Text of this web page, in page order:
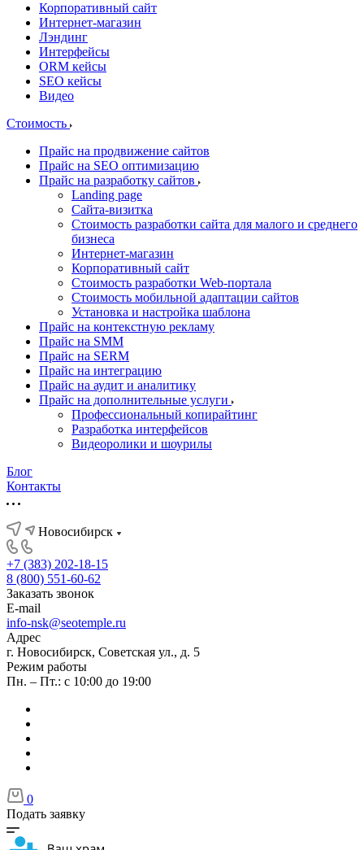
Корпоративный сайт
Интернет-магазин
Лэндинг
Интерфейсы
ORM кейсы
SEO кейсы
Видео
Стоимость
Прайс на продвижение сайтов
Прайс на SEO оптимизацию
Прайс на разработку сайтов
Landing page
Cайта-визитка
Стоимость разработки сайта для малого и среднего
бизнеса
Интернет-магазин
Корпоративный сайт
Стоимость разработки Web-портала
Стоимость мобильной адаптации сайтов
Установка и настройка шаблона
Прайс на контекстную рекламу
Прайс на SMM
Прайс на SERM
Прайс на интеграцию
Прайс на аудит и аналитику
Прайс на дополнительные услуги
Профессиональный копирайтинг
Разработка интерфейсов
Видеоролики и шоурилы
Блог
Контакты
Новосибирск
+7 (383) 202-18-15
8 (800) 551-60-62
Заказать звонок
E-mail
info-nsk@seotemple.ru
Адрес
г. Новосибирск, Советская ул., д. 5
Режим работы
Пн. – Пт.: с 10:00 до 19:00
0
Подать заявку